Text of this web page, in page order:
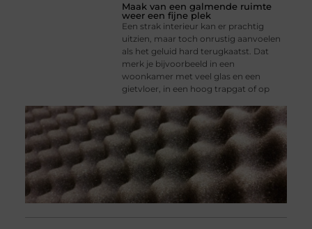
Maak van een galmende ruimte
weer een fijne plek
Een strak interieur kan er prachtig
uitzien, maar toch onrustig aanvoelen
als het geluid hard terugkaatst. Dat
merk je bijvoorbeeld in een
woonkamer met veel glas en een
gietvloer, in een hoog trapgat of op